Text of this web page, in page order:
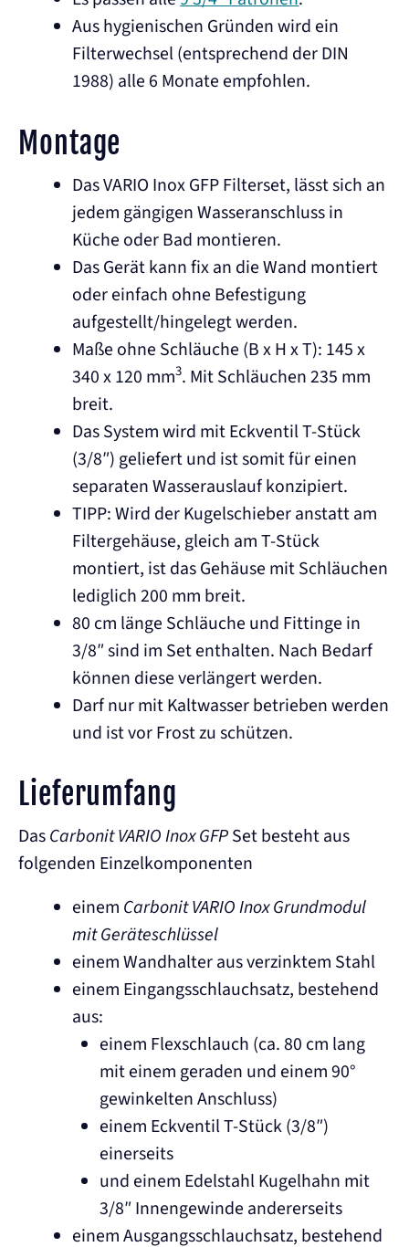
Aus hygienischen Gründen wird ein
Filterwechsel (entsprechend der DIN
1988) alle 6 Monate empfohlen.
Montage
Das VARIO Inox GFP Filterset, lässt sich an
jedem gängigen Wasseranschluss in
Küche oder Bad montieren.
Das Gerät kann fix an die Wand montiert
oder einfach ohne Befestigung
aufgestellt/hingelegt werden.
Maße ohne Schläuche (B x H x T): 145 x
340 x 120 mm3. Mit Schläuchen 235 mm
breit.
Das System wird mit Eckventil T-Stück
(3/8″) geliefert und ist somit für einen
separaten Wasserauslauf konzipiert.
TIPP: Wird der Kugelschieber anstatt am
Filtergehäuse, gleich am T-Stück
montiert, ist das Gehäuse mit Schläuchen
lediglich 200 mm breit.
80 cm länge Schläuche und Fittinge in
3/8″ sind im Set enthalten. Nach Bedarf
können diese verlängert werden.
Darf nur mit Kaltwasser betrieben werden
und ist vor Frost zu schützen.
Lieferumfang
DasCarbonit VARIO Inox GFPSet besteht aus
folgenden Einzelkomponenten
einem Carbonit VARIO Inox Grundmodul
mit Geräteschlüssel
einem Wandhalter aus verzinktem Stahl
einem Eingangsschlauchsatz, bestehend
aus:
einem Flexschlauch (ca. 80 cm lang
mit einem geraden und einem 90°
gewinkelten Anschluss)
einem Eckventil T-Stück (3/8″)
einerseits
und einem Edelstahl Kugelhahn mit
3/8″ Innengewinde andererseits
einem Ausgangsschlauchsatz, bestehend